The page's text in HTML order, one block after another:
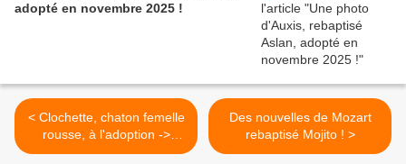
adopté en novembre 2025 !
< Clochette, chaton femelle
rousse, à l'adoption ->
adoptée
Des nouvelles de Mozart
rebaptisé Mojito ! >